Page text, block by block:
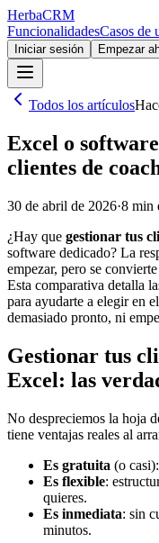
HerbaCRM
FuncionalidadesCasos de
Iniciar sesión Empezar
Todos los artículos
Excel o
clientes de
30 de abril de 2026·8 min
¿Hay que gestionar tus
software dedicado? La
empezar, pero se
Esta comparativa detalla
para ayudarte a elegir en
demasiado pronto, ni
Gestionar tus
Excel: las
No despreciemos la hoja
tiene ventajas reales al
Es gratuita (o
Es flexible:
quieres.
Es inmediata: sin
minutos.